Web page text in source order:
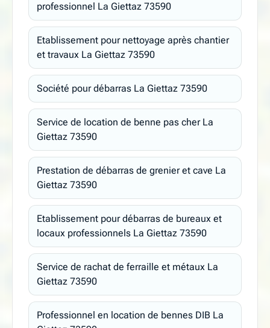
professionnel La Giettaz 73590
Etablissement pour nettoyage après chantier
et travaux La Giettaz 73590
Société pour débarras La Giettaz 73590
Service de location de benne pas cher La
Giettaz 73590
Prestation de débarras de grenier et cave La
Giettaz 73590
Etablissement pour débarras de bureaux et
locaux professionnels La Giettaz 73590
Service de rachat de ferraille et métaux La
Giettaz 73590
Professionnel en location de bennes DIB La